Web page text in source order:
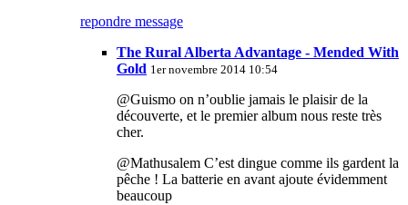
repondre message
The Rural Alberta Advantage - Mended With
Gold 1er novembre 2014 10:54
@Guismo on n’oublie jamais le plaisir de la
découverte, et le premier album nous reste très
cher.
@Mathusalem C’est dingue comme ils gardent la
pêche ! La batterie en avant ajoute évidemment
beaucoup